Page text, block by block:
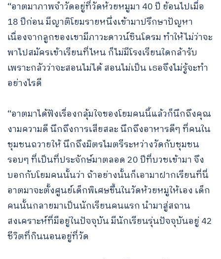
for:
“อาตมาภาพจำวัดอยู่ที่วัดห้วยหมูมา 40 ปี ย้อนไปเมื่อ
18 ปีก่อน มีญาติโยมรายหนึ่งเข้ามาปรึกษาปัญหา
เนื่องจากลูกของเขามีภาวะดาวน์ซินโดรม ทำให้ไม่ว่าจะ
พาไปสมัครเข้าเรียนที่ไหน ก็ไม่มีโรงเรียนใดกล้ารับ
เพราะกลัวว่าจะสอนไม่ได้ สอนไม่เป็น เธอจึงไม่รู้จะทำ
อย่างไรดี
“อาตมาได้ฟังเรื่องกลุ้มใจของโยมคนนี้แล้วก็นึกถึงคุณ
งามความดี นึกถึงการเสียสละ นึกถึงอาหารดีๆ ที่คนใน
ชุมชนถวายให้ นึกถึงมิตรไมตรีระหว่างวัดกับชุมชน
รอบๆ ที่เป็นที่ประจักษ์มาตลอด 20 ปีที่บวชเข้ามา จึง
บอกกับโยมคนนั้นว่า ถ้าอย่างนั้นก็เอามาฝากเรียนที่นี่
อาตมาจะตั้งศูนย์เด็กพิเศษขึ้นในวัดห้วยหมูให้เอง เด็ก
คนนั้นกลายมาเป็นนักเรียนคนแรก นำมาสู่สถาน
สงเคราะห์ที่มีอยู่ในปัจจุบัน มีนักเรียนรุ่นปัจจุบันอยู่ 42
ชีวิตที่กินนอนอยู่ที่วัด